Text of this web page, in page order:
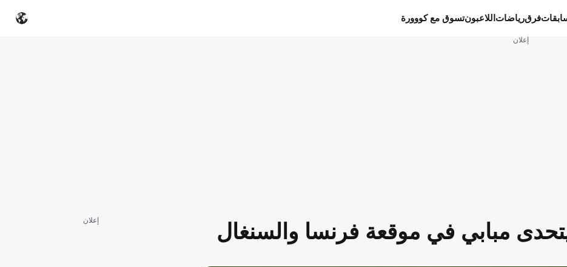
فرقرياضات اللاعبونتسوق مع كووورة
إعلان
مبابي في موقعة فرنسا والسنغال إعلان